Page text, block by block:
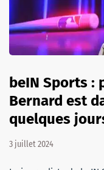
beIN Sports :
Bernard est
quelques
3 juillet 2024